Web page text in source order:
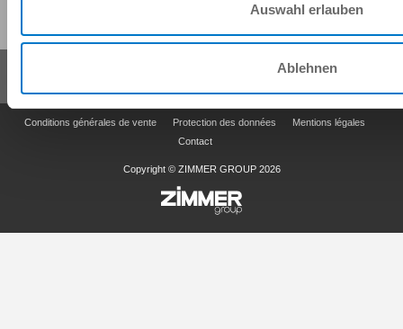
Auswahl erlauben
Ablehnen
Conditions générales de vente Protection des données
Mentions légales
Contact
Copyright © ZIMMER GROUP 2026